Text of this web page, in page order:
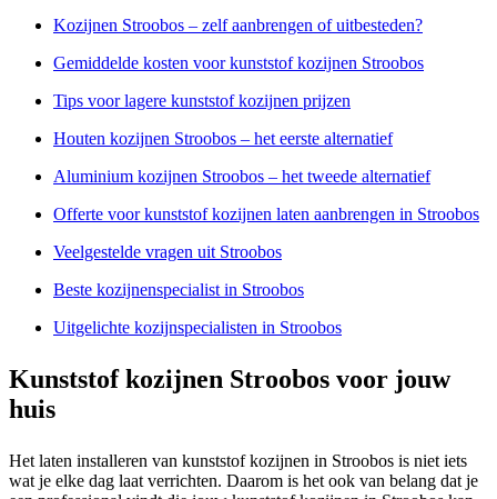
Kozijnen Stroobos – zelf aanbrengen of uitbesteden?
Gemiddelde kosten voor kunststof kozijnen Stroobos
Tips voor lagere kunststof kozijnen prijzen
Houten kozijnen Stroobos – het eerste alternatief
Aluminium kozijnen Stroobos – het tweede alternatief
Offerte voor kunststof kozijnen laten aanbrengen in Stroobos
Veelgestelde vragen uit Stroobos
Beste kozijnenspecialist in Stroobos
Uitgelichte kozijnspecialisten in Stroobos
Kunststof kozijnen Stroobos voor jouw
huis
Het laten installeren van kunststof kozijnen in Stroobos is niet iets
wat je elke dag laat verrichten. Daarom is het ook van belang dat je